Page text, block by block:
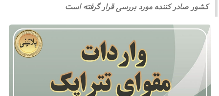
کشور صادر کننده مورد بررسی قرار گرفته است